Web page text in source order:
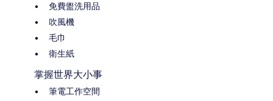
免費盥洗用品
吹風機
毛巾
衛生紙
掌握世界大小事
筆電工作空間